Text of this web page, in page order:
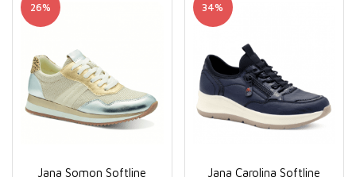
26%
Jana Somon Softline
34%
Jana Carolina Softline